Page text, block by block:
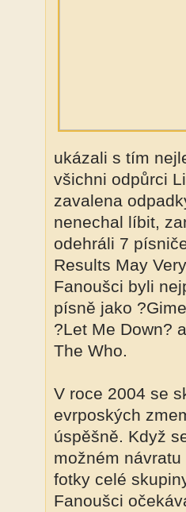
ukázali s tím
všichni odpůrci
zavalena
nenechal líbit,
odehráli 7
Results May
Fanoušci byli
písně jako
?Let Me Down?
The Who.
V roce 2004 se
evrpoských
úspěšně. Když
možném
fotky celé
Fanoušci